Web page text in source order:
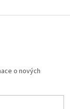
o nových